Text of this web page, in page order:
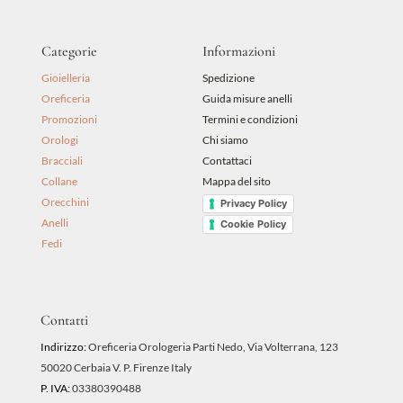
Categorie
Gioielleria
Oreficeria
Promozioni
Orologi
Bracciali
Collane
Orecchini
Anelli
Fedi
Informazioni
Spedizione
Guida misure anelli
Termini e condizioni
Chi siamo
Contattaci
Mappa del sito
Privacy Policy
Cookie Policy
Contatti
Indirizzo:Oreficeria Orologeria Parti Nedo, Via Volterrana, 123
50020 Cerbaia V. P. Firenze Italy
P. IVA:03380390488